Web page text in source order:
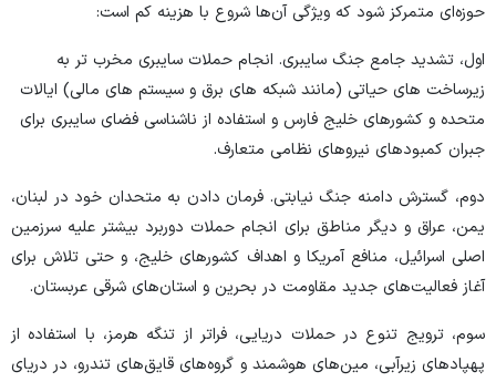
حوزه‌ای متمرکز شود که ویژگی آن‌ها شروع با هزینه کم است:
اول، تشدید جامع جنگ سایبری. انجام حملات سایبری مخرب تر به
زیرساخت های حیاتی (مانند شبکه های برق و سیستم های مالی) ایالات
متحده و کشورهای خلیج فارس و استفاده از ناشناسی فضای سایبری برای
جبران کمبودهای نیروهای نظامی متعارف.
دوم، گسترش دامنه جنگ نیابتی. فرمان دادن به متحدان خود در لبنان،
یمن، عراق و دیگر مناطق برای انجام حملات دوربرد بیشتر علیه سرزمین
اصلی اسرائیل، منافع آمریکا و اهداف کشورهای خلیج، و حتی تلاش برای
آغاز فعالیت‌های جدید مقاومت در بحرین و استان‌های شرقی عربستان.
سوم، ترویج تنوع در حملات دریایی، فراتر از تنگه هرمز، با استفاده از
پهپادهای زیرآبی، مین‌های هوشمند و گروه‌های قایق‌های تندرو، در دریای